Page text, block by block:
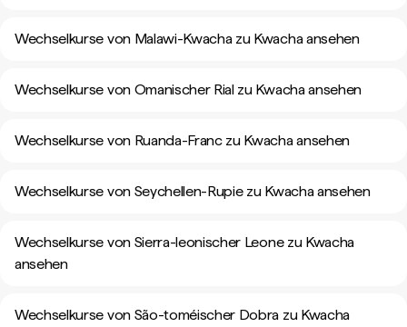
Wechselkurse von Malawi-Kwacha zu Kwacha ansehen
Wechselkurse von Omanischer Rial zu Kwacha ansehen
Wechselkurse von Ruanda-Franc zu Kwacha ansehen
Wechselkurse von Seychellen-Rupie zu Kwacha ansehen
Wechselkurse von Sierra-leonischer Leone zu Kwacha
ansehen
Wechselkurse von São-toméischer Dobra zu Kwacha